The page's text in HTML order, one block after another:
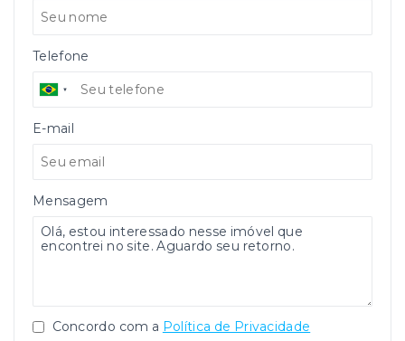
Telefone
E-mail
Mensagem
Concordo com a Política de Privacidade